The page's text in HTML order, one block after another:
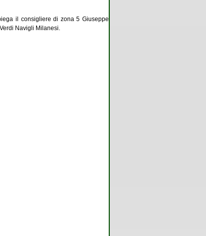
il consigliere di zona 5 Giuseppe
Navigli Milanesi.